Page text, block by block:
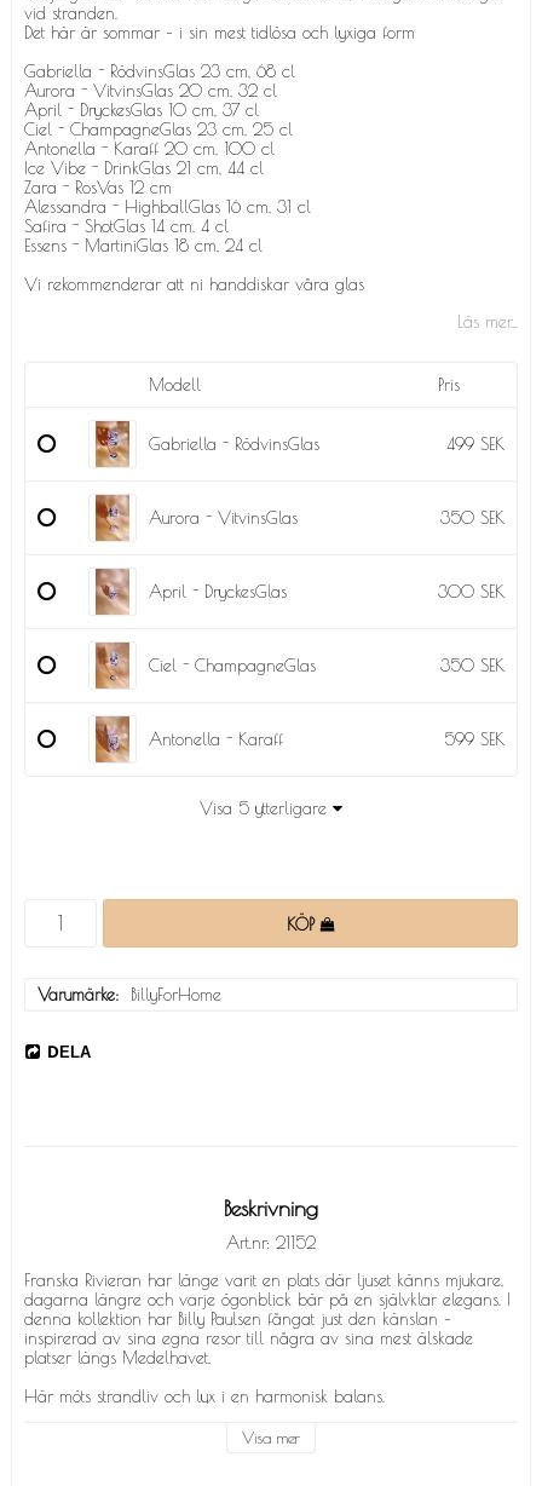
vid stranden.
Det här är sommar – i sin mest tidlösa och lyxiga form
Gabriella - RödvinsGlas 23 cm, 68 cl
Aurora - VitvinsGlas 20 cm, 32 cl
April - DryckesGlas 10 cm, 37 cl
Ciel - ChampagneGlas 23 cm, 25 cl
Antonella - Karaff 20 cm, 100 cl
Ice Vibe - DrinkGlas 21 cm, 44 cl
Zara - RosVas 12 cm
Alessandra - HighballGlas 16 cm, 31 cl
Safira - ShotGlas 14 cm, 4 cl
Essens - MartiniGlas 18 cm, 24 cl
Vi rekommenderar att ni handdiskar våra glas
Läs mer...
Modell Pris
Gabriella - RödvinsGlas 499 SEK
Aurora - VitvinsGlas 350 SEK
April - DryckesGlas 300 SEK
Ciel - ChampagneGlas 350 SEK
Antonella - Karaff 599 SEK
Visa 5 ytterligare
KÖP
Varumärke BillyForHome
DELA
Beskrivning
Art.nr: 21152
Franska Rivieran har länge varit en plats där ljuset känns mjukare,
dagarna längre och varje ögonblick bär på en självklar elegans. I
denna kollektion har Billy Paulsen fångat just den känslan –
inspirerad av sina egna resor till några av sina mest älskade
platser längs Medelhavet.
Här möts strandliv och lyx i en harmonisk balans.
skiftningar och subtila inslag av rosa skapar en palett som för
Visa mer